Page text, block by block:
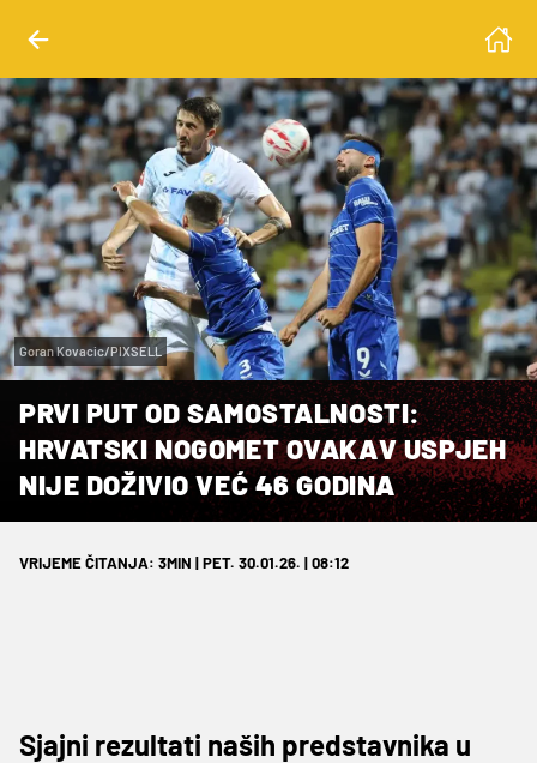
Goran Kovacic/PIXSELL
PRVI PUT OD SAMOSTALNOSTI:
HRVATSKI NOGOMET OVAKAV USPJEH
NIJE DOŽIVIO VEĆ 46 GODINA
VRIJEME ČITANJA: 3MIN | PET. 30.01.26. | 08:12
Sjajni rezultati naših predstavnika u